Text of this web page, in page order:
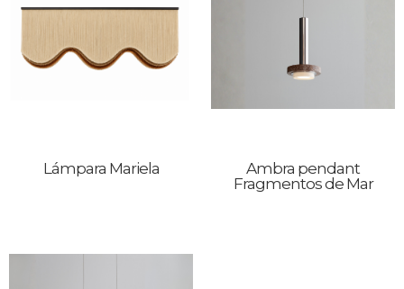
Lámpara Mariela
Ambra pendant
Fragmentos de Mar